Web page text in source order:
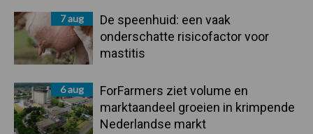
7 aug
De speenhuid: een vaak
onderschatte risicofactor voor
mastitis
6 aug
ForFarmers ziet volume en
marktaandeel groeien in krimpende
Nederlandse markt